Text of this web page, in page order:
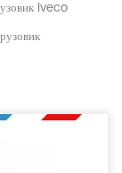
Iveco